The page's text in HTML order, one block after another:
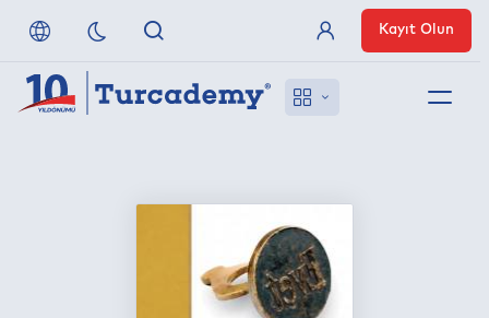
Referanslarımız
Üye Girişi
Kayıt Olun